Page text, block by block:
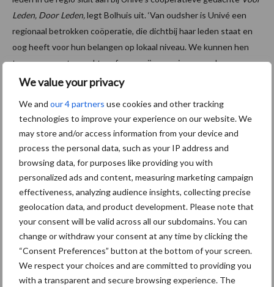
We value your privacy
We and our 4 partners use cookies and other tracking
technologies to improve your experience on our website. We
may store and/or access information from your device and
process the personal data, such as your IP address and
browsing data, for purposes like providing you with
personalized ads and content, measuring marketing campaign
effectiveness, analyzing audience insights, collecting precise
geolocation data, and product development. Please note that
your consent will be valid across all our subdomains. You can
change or withdraw your consent at any time by clicking the
“Consent Preferences” button at the bottom of your screen.
We respect your choices and are committed to providing you
with a transparent and secure browsing experience. The
Leden, Door Leden,legt Bolhuis uit. ‘Van oudsher is Univé een
regionaal betrokken coöperatie, die dichtbij haar leden staat en
oog heeft voor hun belangen op lokaal niveau. We kunnen hen
tegen een vaste, marktconforme prijs voorzien van schone,
regionaal opgewekte energie en zo bijdragen aan de
coöperatie die we willen zijn.’
Bron: Univé
Aanbevolen voor jou!
Nieuw aan Schmallenberg
gerelateerd virus ontdekt in
Duitsland
Tot 5 ton per wiel om